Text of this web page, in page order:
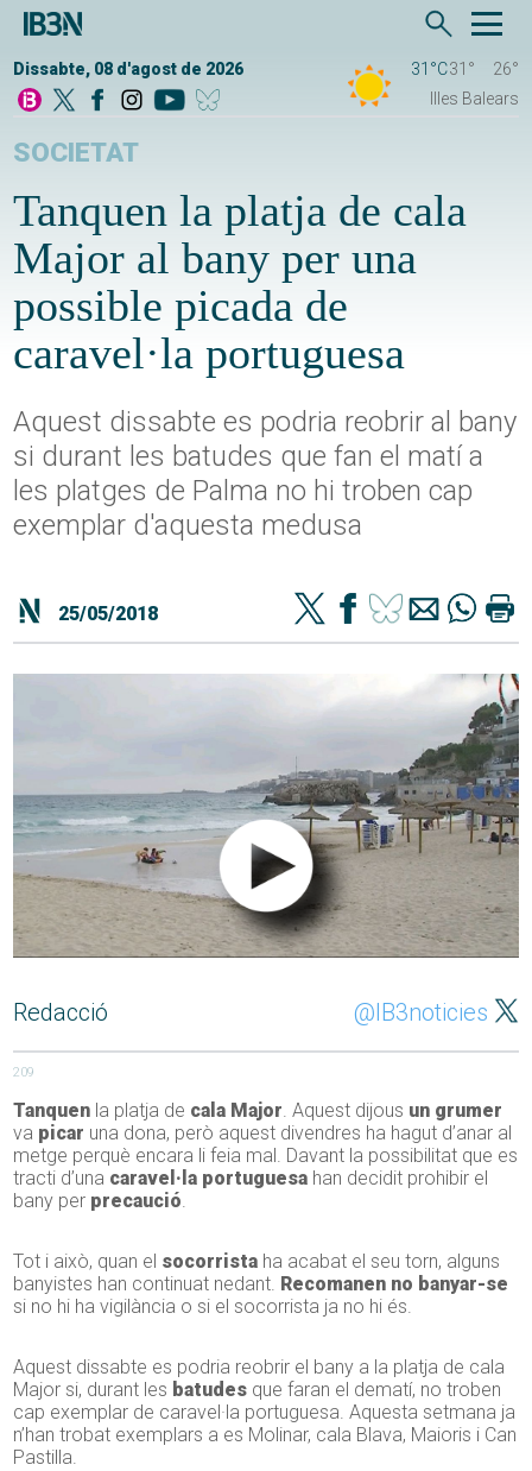
Dissabte, 08 d'agost de 2026 31°C31°
26°
Illes Balears
SOCIETAT
Tanquen la platja de cala
Major al bany per una
possible picada de
caravel·la portuguesa
Aquest dissabte es podria reobrir al bany
si durant les batudes que fan el matí a
les platges de Palma no hi troben cap
exemplar d'aquesta medusa
25/05/2018
Redacció @IB3noticies
209
Tanquen la platja de cala Major. Aquest dijous un grumer
va picar una dona, però aquest divendres ha hagut d’anar al
metge perquè encara li feia mal. Davant la possibilitat que es
tracti d’una caravel·la portuguesa han decidit prohibir el
bany per precaució.
Tot i això, quan el socorrista ha acabat el seu torn, alguns
banyistes han continuat nedant. Recomanen no banyar-se
si no hi ha vigilància o si el socorrista ja no hi és.
Aquest dissabte es podria reobrir el bany a la platja de cala
Major si, durant les batudes que faran el dematí, no troben
cap exemplar de caravel·la portuguesa. Aquesta setmana ja
n’han trobat exemplars a es Molinar, cala Blava, Maioris i Can
Pastilla.